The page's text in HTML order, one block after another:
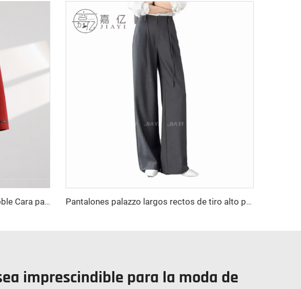
Abrigo Largo Clásico de Lana de Doble Cara para Mujer, Abrigo de Invierno Cálido de Botonadura Simple, Cuello Vuelto con Cierre de Cinturón, con Capucha de Cachemira Pantalones palazzo largos rectos de tiro alto para mujer, pantalones casuales holgados con cierre de cremallera para oficina, negocios o trabajo en primavera
imprescindible para la moda de